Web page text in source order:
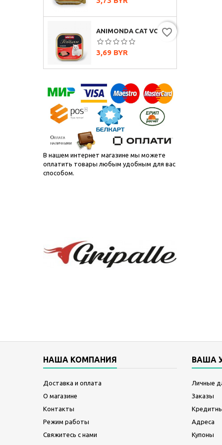
ANIMONDA CAT VOM FEINSTEN SENIOR С ГОВЯДИНОЙ, 100Г
Цена
3,69 BYR
favorite_border
В нашем интернет магазине мы можете
оплатить товары любым удобным для вас
способом.
НАША КОМПАНИЯ
Доставка и оплата
О магазине
Контакты
Режим работы
Свяжитесь с нами
ВАША
Личные
Заказы
Адреса
Купоны